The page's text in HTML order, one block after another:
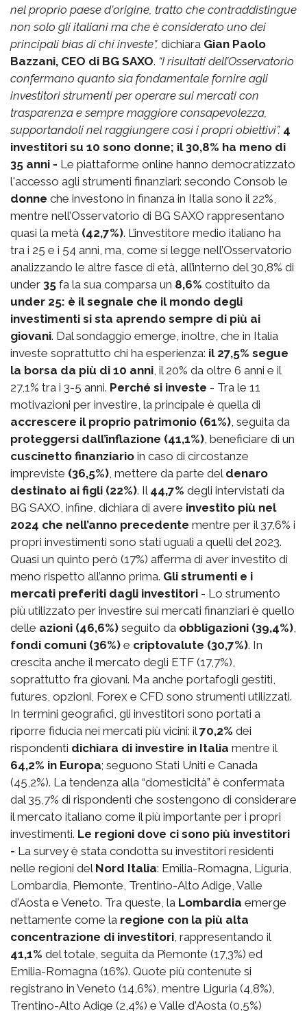
nel proprio paese d'origine, tratto che contraddistingue
non solo gli italiani ma che è considerato uno dei
principali bias di chi investe”, dichiara Gian Paolo
Bazzani, CEO di BG SAXO. “I risultati dell’Osservatorio
confermano quanto sia fondamentale fornire agli
investitori strumenti per operare sui mercati con
trasparenza e sempre maggiore consapevolezza,
supportandoli nel raggiungere così i propri obiettivi”. 4
investitori su 10 sono donne; il 30,8% ha meno di
35 anni - Le piattaforme online hanno democratizzato
l'accesso agli strumenti finanziari: secondo Consob le
donne che investono in finanza in Italia sono il 22%,
mentre nell’Osservatorio di BG SAXO rappresentano
quasi la metà (42,7%). L’investitore medio italiano ha
tra i 25 e i 54 anni, ma, come si legge nell’Osservatorio
analizzando le altre fasce di età, all’interno del 30,8% di
under 35 fa la sua comparsa un 8,6% costituito da
under 25: è il segnale che il mondo degli
investimenti si sta aprendo sempre di più ai
giovani. Dal sondaggio emerge, inoltre, che in Italia
investe soprattutto chi ha esperienza: il 27,5% segue
la borsa da più di 10 anni , il 20% da oltre 6 anni e il
27,1% tra i 3-5 anni. Perché si investe - Tra le 11
motivazioni per investire, la principale è quella di
accrescere il proprio patrimonio (61%) , seguita da
proteggersi dall’inflazione (41,1%) , beneficiare di un
cuscinetto finanziario in caso di circostanze
impreviste (36,5%) , mettere da parte del denaro
destinato ai figli (22%). Il 44,7% degli intervistati da
BG SAXO, infine, dichiara di avere investito più nel
2024 che nell’anno precedente mentre per il 37,6% i
propri investimenti sono stati uguali a quelli del 2023.
Quasi un quinto però (17%) afferma di aver investito di
meno rispetto all’anno prima. Gli strumenti e i
mercati preferiti dagli investitori - Lo strumento
più utilizzato per investire sui mercati finanziari è quello
delle azioni (46,6%) seguito da obbligazioni (39,4%)
fondi comuni (36%) e criptovalute (30,7%). In
crescita anche il mercato degli ETF (17,7%),
soprattutto fra giovani. Ma anche portafogli gestiti,
futures, opzioni, Forex e CFD sono strumenti utilizzati.
In termini geografici, gli investitori sono portati a
riporre fiducia nei mercati più vicini: il 70,2% dei
rispondenti dichiara di investire in Italia mentre il
64,2% in Europa; seguono Stati Uniti e Canada
(45,2%). La tendenza alla “domesticità” è confermata
dal 35,7% di rispondenti che sostengono di considerare
il mercato italiano come il più importante per i propri
investimenti. Le regioni dove ci sono più investitori
- La survey è stata condotta su investitori residenti
nelle regioni del Nord Italia: Emilia-Romagna, Liguria,
Lombardia, Piemonte, Trentino-Alto Adige, Valle
d'Aosta e Veneto. Tra queste, la Lombardia emerge
nettamente come la regione con la più alta
concentrazione di investitori , rappresentando il
41,1% del totale, seguita da Piemonte (17,3%) ed
Emilia-Romagna (16%). Quote più contenute si
registrano in Veneto (14,6%), mentre Liguria (4,8%),
Trentino-Alto Adige (2,4%) e Valle d'Aosta (0,5%)